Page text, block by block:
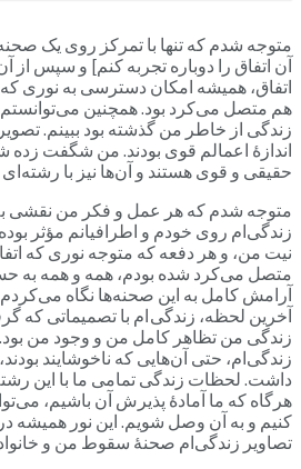
متوجه شدم که تنها با تمرکز روی یک
آن اتفاق را دوباره تجربه کنم] و سپس
اتفاق، همیشه امکان دسترسی به نوری که
هم متصل می‌کرد بود. همچنین می‌توانستم
زندگی از خاطر من گذشته بود ببینم.
اندازۀ اعمالم قوی بودند. من شگفت زده
حقیقی و قوی هستند و آن‌ها نیز با رشته‌ای
متوجه شدم که هر عمل و فکر من نقشی
زندگی‌ام روی خودم و اطرافیانم مؤثر
نیت من، و هر دفعه که متوجه نوری که
متصل می‌کرد شده بودم، همه و همه به
آرامش کامل به این صحنه‌ها نگاه
آخرین لحظه، زندگی ام با تصمیماتی که
زندگی من تظاهر کامل من و وجود من
زندگی‌ام، حتی آن‌هایی که ناخوشایند
داشت. لحظات زندگی تمامی ما با این
هرگاه که ما آمادۀ پذیرش آن باشیم،
کنیم و به آن وصل شویم. این نور
تصاویر زندگی‌ام صحنۀ سقوط من و